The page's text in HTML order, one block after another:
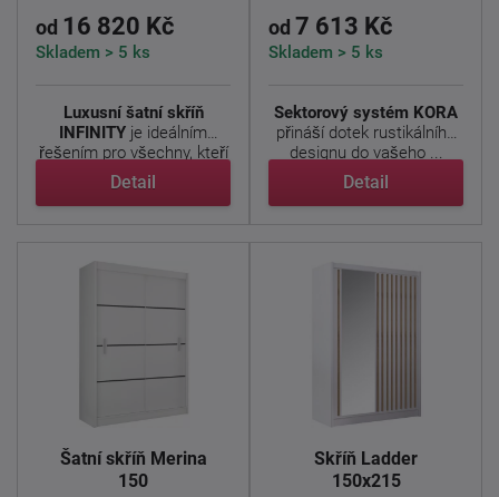
od 16 820 Kč
Skladem > 5 ks
Luxusní šatní skříň
INFINITY je ideálním
řešením pro všechny, kteří
...
Detail
od 7 613 Kč
Skladem > 5 ks
Sektorový systém KORA
přináší dotek rustikálního
designu do vašeho ...
Detail
Šatní skříň Merina
150
Skříň Ladder
150x215